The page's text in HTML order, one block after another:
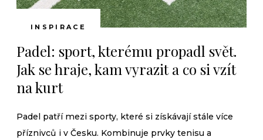
INSPIRACE
Padel: sport, kterému propadl svět.
Jak se hraje, kam vyrazit a co si vzít
na kurt
Padel patří mezi sporty, které si získávají stále více
příznivců i v Česku. Kombinuje prvky tenisu a